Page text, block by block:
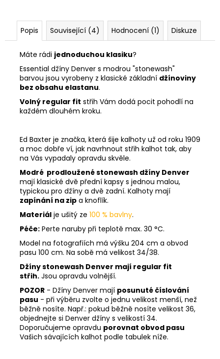
Popis Související (4) Hodnocení (1) Diskuze
Máte rádi jednoduchou klasiku?
Essential džíny Denver s modrou "stonewash"
barvou jsou vyrobeny z klasické základní džínoviny
bez obsahu elastanu.
Volný regular fit střih Vám dodá pocit pohodlí na
každém dlouhém kroku.
Ed Baxter je značka, která šije kalhoty už od roku 1909
a moc dobře ví, jak navrhnout střih kalhot tak, aby
na Vás vypadaly opravdu skvěle.
Modré prodloužené stonewash džíny Denver
mají klasické dvě přední kapsy s jednou malou,
typickou pro džíny a dvě zadní. Kalhoty mají
zapínání na zip a knoflík.
Materiál je ušitý ze 100 % bavlny.
Péče: Perte naruby při teplotě max. 30 °C.
Model na fotografiích má výšku 204 cm a obvod
pasu 100 cm. Na sobě má velikost 34/38.
Džíny stonewash Denver mají regular fit
střih. Jsou opravdu volnější.
POZOR - Džíny Denver mají posunuté číslování
pasu - při výběru zvolte o jednu velikost menší, než
běžně nosíte. Např.: pokud běžně nosíte velikost 36,
objednejte si Denver džíny s velikostí 34.
Doporučujeme opravdu porovnat obvod pasu
Vašich sávajících kalhot podle tabulek níže.